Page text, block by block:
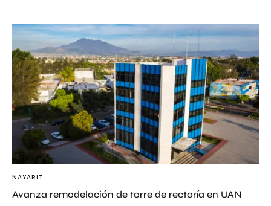
NAYARIT
Avanza remodelación de torre de rectoría en UAN